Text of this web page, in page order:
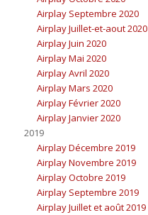
Airplay Septembre 2020
Airplay Juillet-et-aout 2020
Airplay Juin 2020
Airplay Mai 2020
Airplay Avril 2020
Airplay Mars 2020
Airplay Février 2020
Airplay Janvier 2020
2019
Airplay Décembre 2019
Airplay Novembre 2019
Airplay Octobre 2019
Airplay Septembre 2019
Airplay Juillet et août 2019